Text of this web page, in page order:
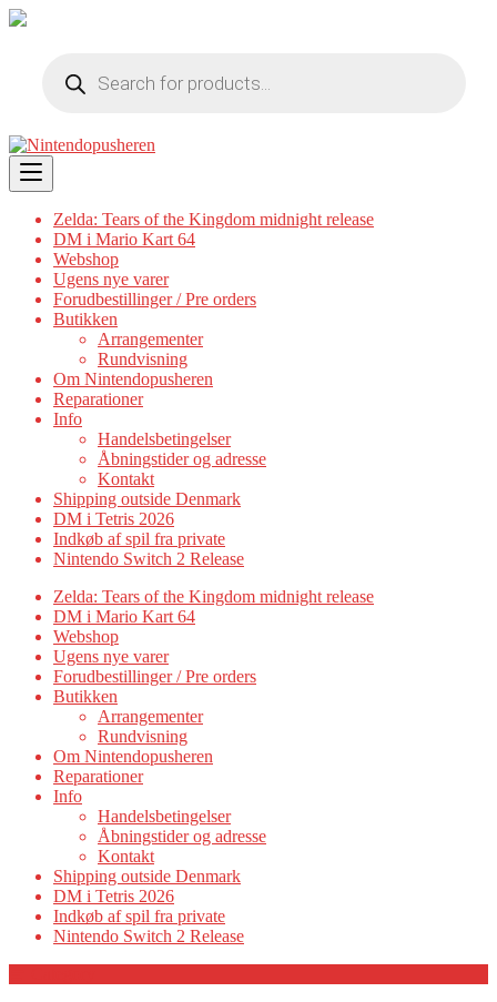
search
Skip
to
content
Zelda: Tears of the Kingdom midnight release
DM i Mario Kart 64
Webshop
Ugens nye varer
Forudbestillinger / Pre orders
Butikken
Arrangementer
Rundvisning
Om Nintendopusheren
Reparationer
Info
Handelsbetingelser
Åbningstider og adresse
Kontakt
Shipping outside Denmark
DM i Tetris 2026
Indkøb af spil fra private
Nintendo Switch 2 Release
Zelda: Tears of the Kingdom midnight release
DM i Mario Kart 64
Webshop
Ugens nye varer
Forudbestillinger / Pre orders
Butikken
Arrangementer
Rundvisning
Om Nintendopusheren
Reparationer
Info
Handelsbetingelser
Åbningstider og adresse
Kontakt
Shipping outside Denmark
DM i Tetris 2026
Indkøb af spil fra private
Nintendo Switch 2 Release